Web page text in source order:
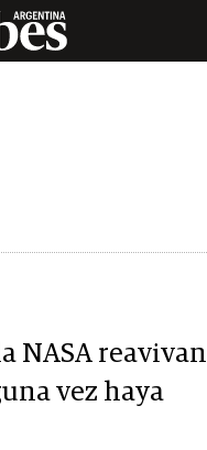
NASA reavivan
vez haya